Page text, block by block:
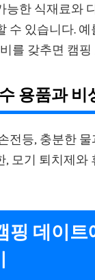
능한 식재료와
수 있습니다.
를 갖추면 캠
용품과 비
전등, 충분한
, 모기 퇴치제
핑 데이